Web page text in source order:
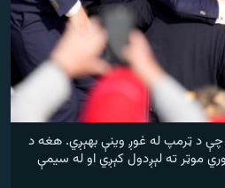
د ټرمپ له غوږ وینې بهېږي. هغه د
موټر ته لېږدول کېږي او له سیمې